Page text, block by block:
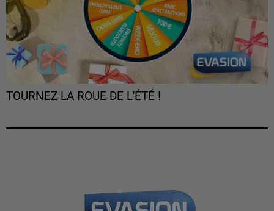
TOURNEZ LA ROUE DE L'ÉTÉ !